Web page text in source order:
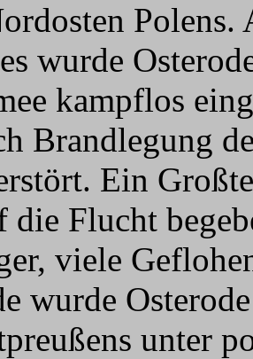
Polens.
wurde
kampflos
Brandlegung
Ein
die Flucht
viele
wurde
unter